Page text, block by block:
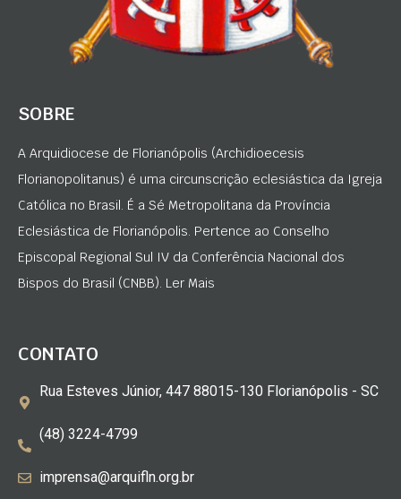
SOBRE
A Arquidiocese de Florianópolis (Archidioecesis
Florianopolitanus) é uma circunscrição eclesiástica da Igreja
Católica no Brasil. É a Sé Metropolitana da Província
Eclesiástica de Florianópolis. Pertence ao Conselho
Episcopal Regional Sul IV da Conferência Nacional dos
Bispos do Brasil (CNBB). Ler Mais
CONTATO
Rua Esteves Júnior, 447 88015-130 Florianópolis - SC
(48) 3224-4799
imprensa@arquifln.org.br